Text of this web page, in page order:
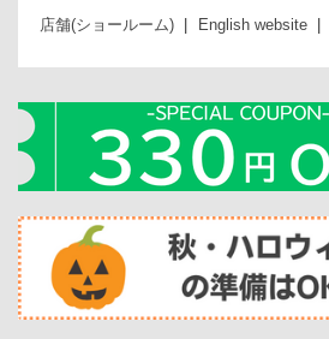
店舗(ショールーム) English website